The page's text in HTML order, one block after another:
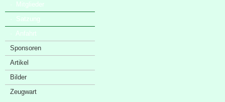
· Mitglieder
· Satzung
· Anfahrt
Sponsoren
Artikel
Bilder
Zeugwart